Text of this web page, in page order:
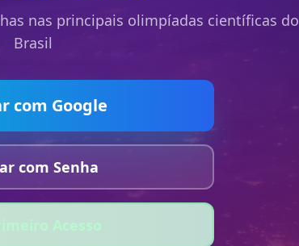
nas principais olimpíadas científicas do
Brasil
com Google
com Senha
Acesso